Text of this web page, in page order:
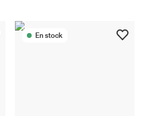
En stock